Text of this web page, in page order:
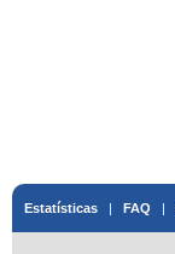
Estatísticas | FAQ |